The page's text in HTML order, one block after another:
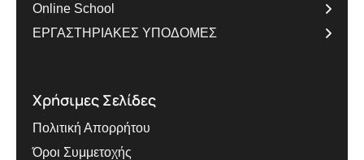
Online School
ΕΡΓΑΣΤΗΡΙΑΚΕΣ ΥΠΟΔΟΜΕΣ
Χρήσιμες Σελίδες
Πολιτική Απορρήτου
Όροι Συμμετοχής